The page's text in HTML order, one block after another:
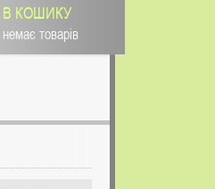
В КОШИКУ
немає товарів